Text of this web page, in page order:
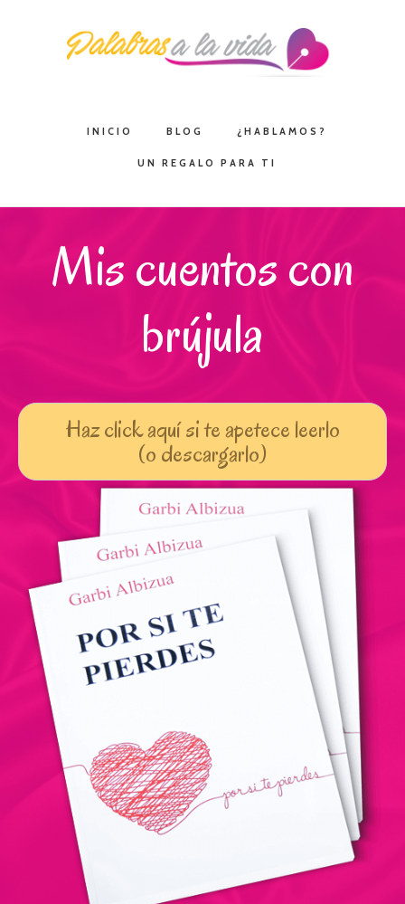
contenido
INICIO BLOG ¿HABLAMOS?
UN REGALO PARA TI
Mis cuentos con
brújula
Haz click aquí si te apetece leerlo
(o descargarlo)